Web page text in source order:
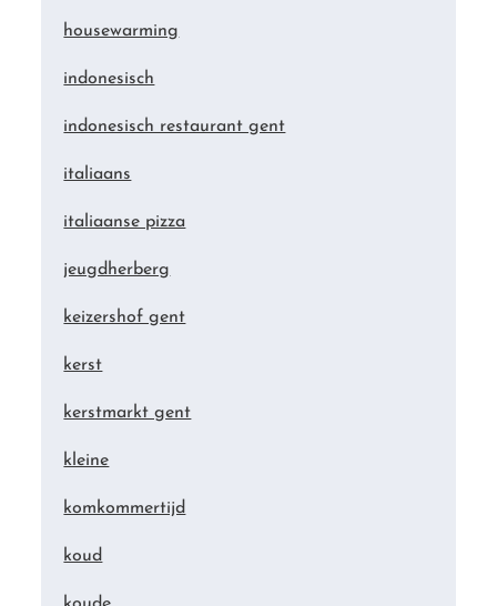
housewarming
indonesisch
indonesisch restaurant gent
italiaans
italiaanse pizza
jeugdherberg
keizershof gent
kerst
kerstmarkt gent
kleine
komkommertijd
koud